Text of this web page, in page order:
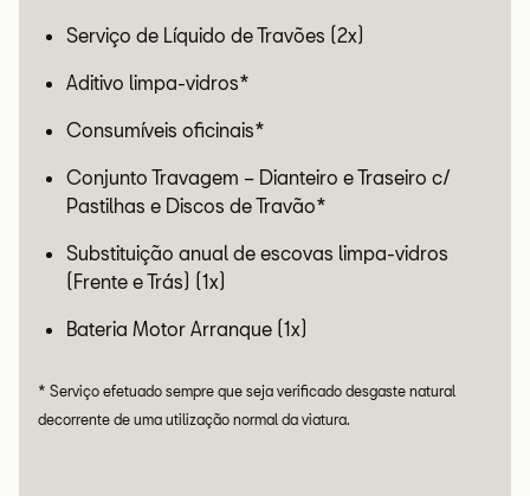
Serviço de Líquido de Travões (2x)
Aditivo limpa-vidros*
Consumíveis oficinais*
Conjunto Travagem – Dianteiro e Traseiro c/
Pastilhas e Discos de Travão*
Substituição anual de escovas limpa-vidros
(Frente e Trás) (1x)
Bateria Motor Arranque (1x)
* Serviço efetuado sempre que seja verificado desgaste natural
decorrente de uma utilização normal da viatura.